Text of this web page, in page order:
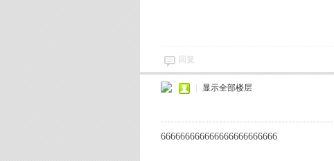
回复
显示全部楼层
666666666666666666666666